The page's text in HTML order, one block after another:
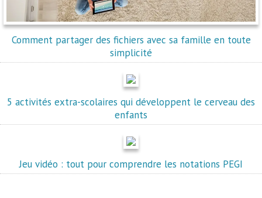
Comment partager des fichiers avec sa famille en toute
simplicité
5 activités extra-scolaires qui développent le cerveau des
enfants
Jeu vidéo : tout pour comprendre les notations PEGI